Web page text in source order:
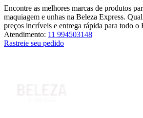
Encontre as melhores marcas de produtos
maquiagem e unhas na Beleza Express.
preços incríveis e entrega rápida para todo
Atendimento: 11 994503148
Rastreie seu pedido